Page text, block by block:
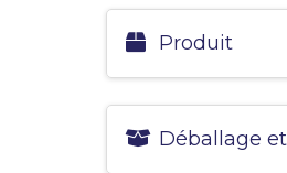
Produit
Déballage